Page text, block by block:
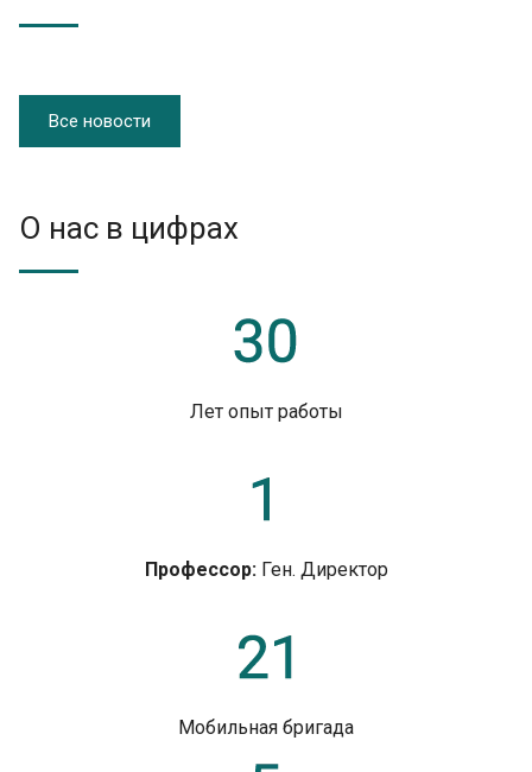
Все новости
О нас в цифрах
Лет опыт работы
Профессор:Ген. Директор
Мобильная бригада